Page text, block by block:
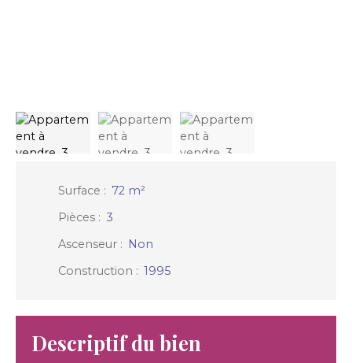
Surface : 72 m²
Pièces : 3
Ascenseur : Non
Construction : 1995
Descriptif du bien